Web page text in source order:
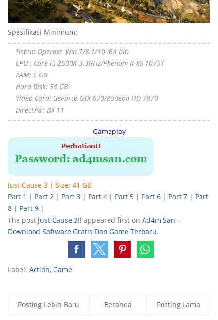
Spesifikasi Minimum:
Sistem Operasi: Win 7/8.1/10 (64 bit)
CPU : Core i5-2500K 3.3GHz/Phenom II X6 1075T
RAM: 6 GB
Hard Disk: 54 GB
Video Card: GeForce GTX 670/Radeon HD 7870
DirectX®: DX 11
Gameplay
Just Cause 3 | Size: 41 GB
Part 1 | Part 2 | Part 3 | Part 4 | Part 5 | Part 6 | Part 7 | Part
8 | Part 9 |
The post Just Cause 3!! appeared first on Ad4m San –
Download Software Gratis Dan Game Terbaru.
Label: Action, Game
Posting Lebih Baru Posting Lama
Beranda